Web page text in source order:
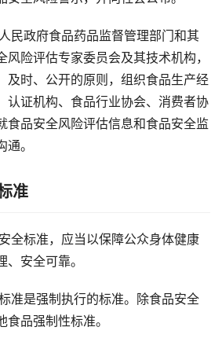
民政府食品药品监督管理部门和其
风险评估专家委员会及其技术机构，
及时、公开的原则，组织食品生产经
认证机构、食品行业协会、消费者协
食品安全风险评估信息和食品安全监
。
准
全标准，应当以保障公众身体健康
、安全可靠。
准是强制执行的标准。除食品安全
品强制性标准。